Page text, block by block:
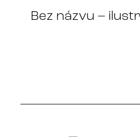
Bez názvu –